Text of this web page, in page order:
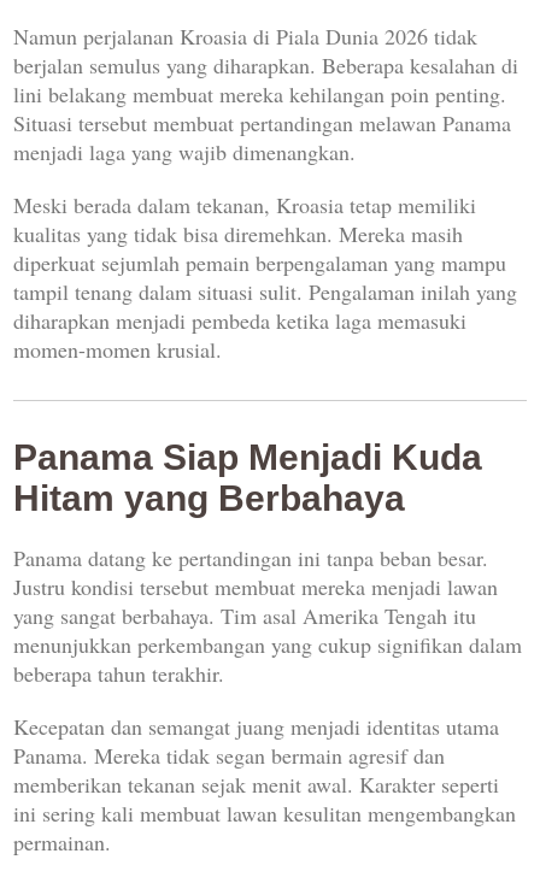
Namun perjalanan Kroasia di Piala Dunia 2026 tidak
berjalan semulus yang diharapkan. Beberapa kesalahan di
lini belakang membuat mereka kehilangan poin penting.
Situasi tersebut membuat pertandingan melawan Panama
menjadi laga yang wajib dimenangkan.
Meski berada dalam tekanan, Kroasia tetap memiliki
kualitas yang tidak bisa diremehkan. Mereka masih
diperkuat sejumlah pemain berpengalaman yang mampu
tampil tenang dalam situasi sulit. Pengalaman inilah yang
diharapkan menjadi pembeda ketika laga memasuki
momen-momen krusial.
Panama Siap Menjadi Kuda
Hitam yang Berbahaya
Panama datang ke pertandingan ini tanpa beban besar.
Justru kondisi tersebut membuat mereka menjadi lawan
yang sangat berbahaya. Tim asal Amerika Tengah itu
menunjukkan perkembangan yang cukup signifikan dalam
beberapa tahun terakhir.
Kecepatan dan semangat juang menjadi identitas utama
Panama. Mereka tidak segan bermain agresif dan
memberikan tekanan sejak menit awal. Karakter seperti
ini sering kali membuat lawan kesulitan mengembangkan
permainan.